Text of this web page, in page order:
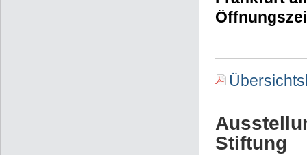
Stiftung